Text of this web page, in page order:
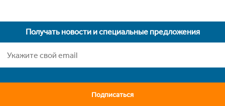
Получать новости и специальные предложения
Подписаться